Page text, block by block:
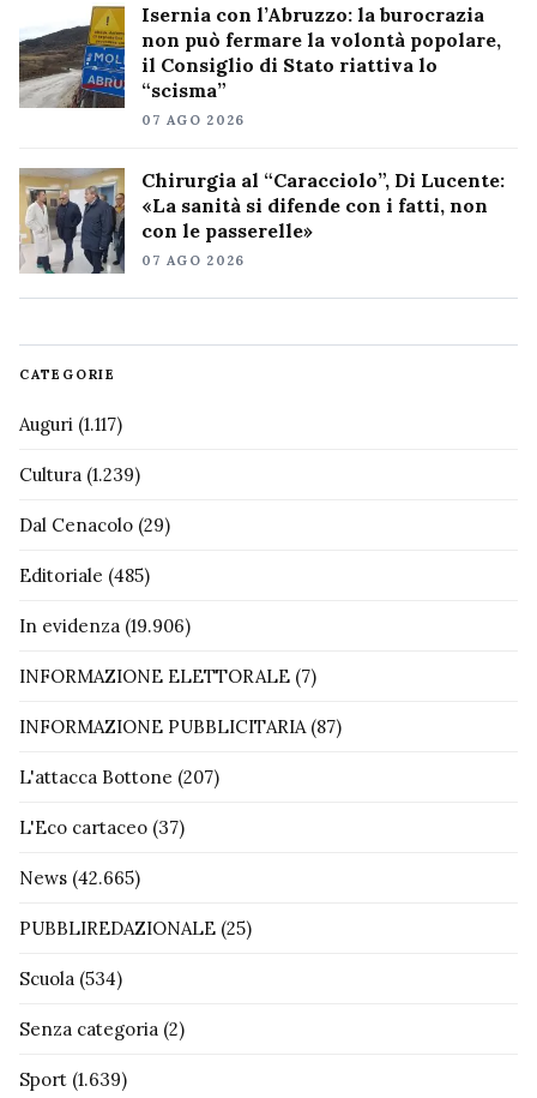
Isernia con l’Abruzzo: la burocrazia
non può fermare la volontà popolare,
il Consiglio di Stato riattiva lo
“scisma”
07 AGO 2026
Chirurgia al “Caracciolo”, Di Lucente:
«La sanità si difende con i fatti, non
con le passerelle»
07 AGO 2026
CATEGORIE
Auguri (1.117)
Cultura (1.239)
Dal Cenacolo (29)
Editoriale (485)
In evidenza (19.906)
INFORMAZIONE ELETTORALE (7)
INFORMAZIONE PUBBLICITARIA(87)
L'attacca Bottone (207)
L'Eco cartaceo (37)
News (42.665)
PUBBLIREDAZIONALE (25)
Scuola (534)
Senza categoria (2)
Sport (1.639)